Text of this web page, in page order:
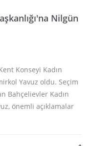
Nilgün
Konseyi Kadın
Yavuz oldu. Seçim
Bahçelievler Kadın
önemli açıklamalar